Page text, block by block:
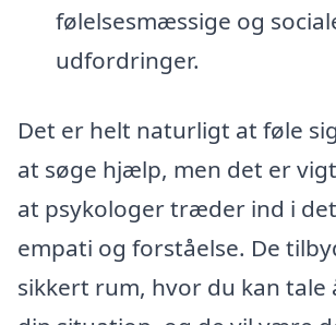
følelsesmæssige og
udfordringer.
Det er helt naturligt at føle
at søge hjælp, men det er
at psykologer træder ind i
empati og forståelse. De
sikkert rum, hvor du kan tale